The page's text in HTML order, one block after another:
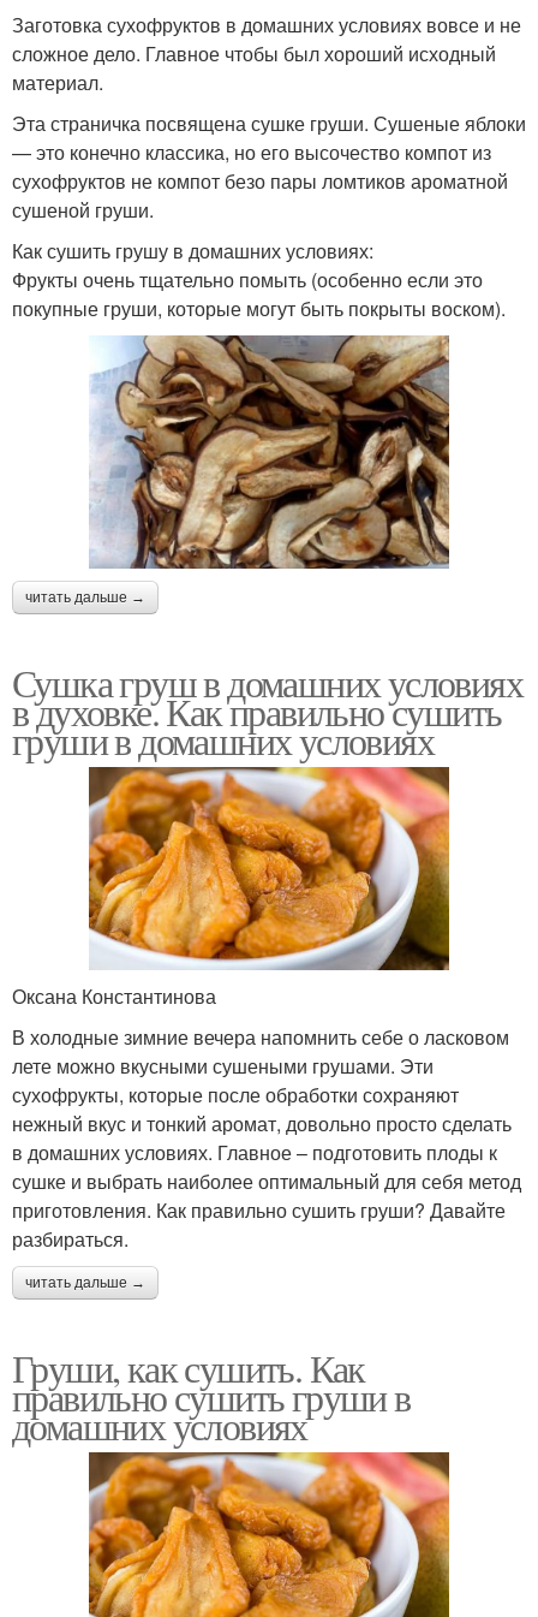
Заготовка сухофруктов в домашних условиях вовсе и не
сложное дело. Главное чтобы был хороший исходный
материал.
Эта страничка посвящена сушке груши. Сушеные яблоки
— это конечно классика, но его высочество компот из
сухофруктов не компот безо пары ломтиков ароматной
сушеной груши.
Как сушить грушу в домашних условиях:
Фрукты очень тщательно помыть (особенно если это
покупные груши, которые могут быть покрыты воском).
читать дальше →
Сушка груш в домашних условиях
в духовке. Как правильно сушить
груши в домашних условиях
Оксана Константинова
В холодные зимние вечера напомнить себе о ласковом
лете можно вкусными сушеными грушами. Эти
сухофрукты, которые после обработки сохраняют
нежный вкус и тонкий аромат, довольно просто сделать
в домашних условиях. Главное – подготовить плоды к
сушке и выбрать наиболее оптимальный для себя метод
приготовления. Как правильно сушить груши? Давайте
разбираться.
читать дальше →
Груши, как сушить. Как
правильно сушить груши в
домашних условиях